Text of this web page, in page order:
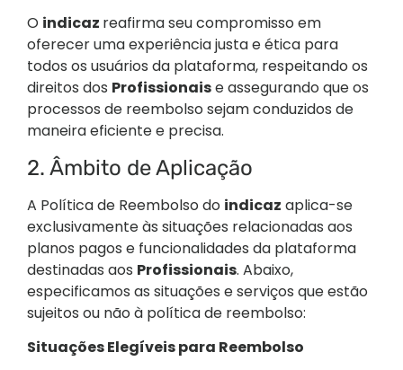
O indicaz reafirma seu compromisso em
oferecer uma experiência justa e ética para
todos os usuários da plataforma, respeitando os
direitos dos Profissionaise assegurando que os
processos de reembolso sejam conduzidos de
maneira eficiente e precisa.
2. Âmbito de Aplicação
A Política de Reembolso do indicaz aplica-se
exclusivamente às situações relacionadas aos
planos pagos e funcionalidades da plataforma
destinadas aos Profissionais. Abaixo,
especificamos as situações e serviços que estão
sujeitos ou não à política de reembolso:
Situações Elegíveis para Reembolso